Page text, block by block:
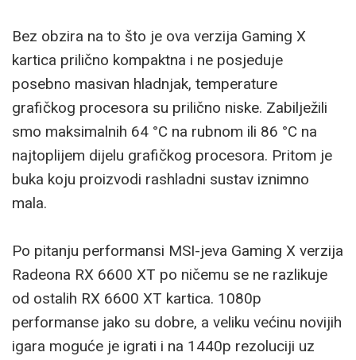
Bez obzira na to što je ova verzija Gaming X
kartica prilično kompaktna i ne posjeduje
posebno masivan hladnjak, temperature
grafičkog procesora su prilično niske. Zabilježili
smo maksimalnih 64 °C na rubnom ili 86 °C na
najtoplijem dijelu grafičkog procesora. Pritom je
buka koju proizvodi rashladni sustav iznimno
mala.
Po pitanju performansi MSI-jeva Gaming X verzija
Radeona RX 6600 XT po ničemu se ne razlikuje
od ostalih RX 6600 XT kartica. 1080p
performanse jako su dobre, a veliku većinu novijih
igara moguće je igrati i na 1440p rezoluciji uz